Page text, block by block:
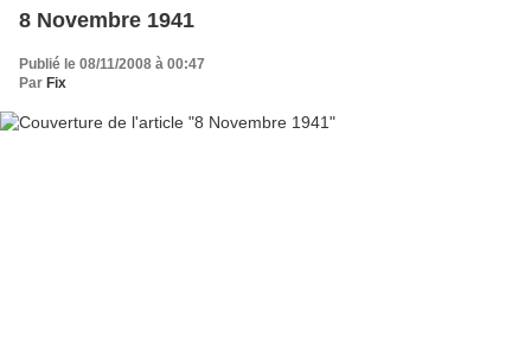
8 Novembre 1941
Publié le 08/11/2008 à 00:47
Par Fix